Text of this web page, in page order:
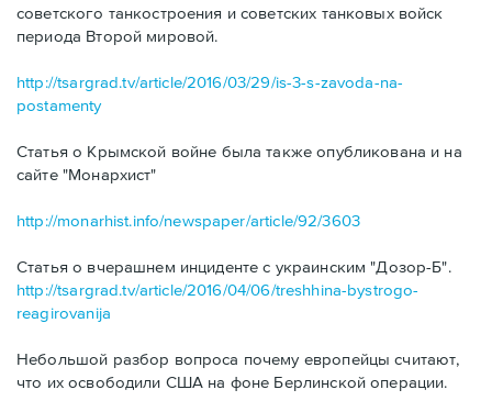
советского танкостроения и советских танковых войск
периода Второй мировой.
http://tsargrad.tv/article/2016/03/29/is-3-s-zavoda-na-
postamenty
Статья о Крымской войне была также опубликована и на
сайте "Монархист"
http://monarhist.info/newspaper/article/92/3603
Статья о вчерашнем инциденте с украинским "Дозор-Б".
http://tsargrad.tv/article/2016/04/06/treshhina-bystrogo-
reagirovanija
Небольшой разбор вопроса почему европейцы считают,
что их освободили США на фоне Берлинской операции.